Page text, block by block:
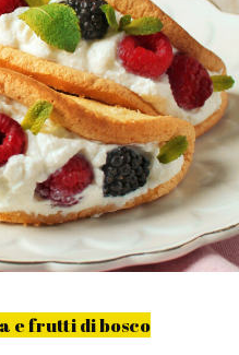
e frutti di bosco